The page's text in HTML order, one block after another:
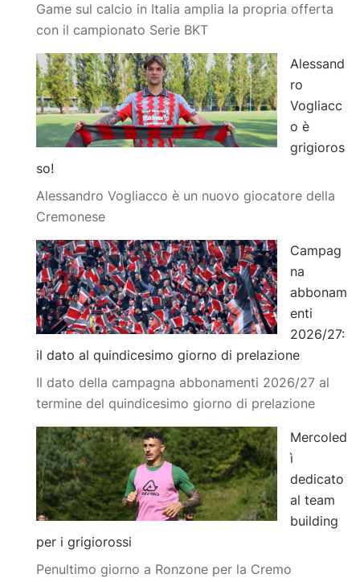
Game sul calcio in Italia amplia la propria offerta
con il campionato Serie BKT
Alessand
ro
Vogliacc
o è
grigioros
so!
Alessandro Vogliacco è un nuovo giocatore della
Cremonese
Campag
na
abbonam
enti
2026/27:
il dato al quindicesimo giorno di prelazione
Il dato della campagna abbonamenti 2026/27 al
termine del quindicesimo giorno di prelazione
Mercoled
ì
dedicato
al team
building
per i grigiorossi
Penultimo giorno a Ronzone per la Cremo